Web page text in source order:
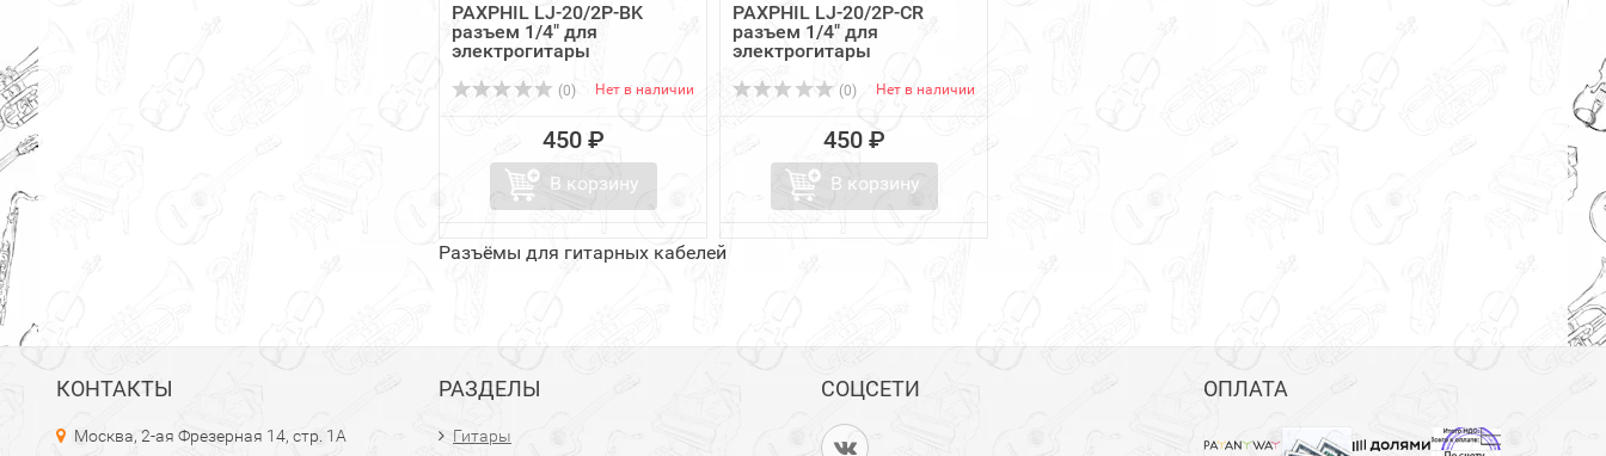
PAXPHIL LJ-20/2P-BK
разъем 1/4" для
электрогитары
(0) Нет в наличии
450 ₽
В корзину
PAXPHIL LJ-20/2P-CR
разъем 1/4" для
электрогитары
(0) Нет в наличии
450 ₽
В корзину
Разъёмы для гитарных кабелей
КОНТАКТЫ
Москва, 2-ая Фрезерная 14, стр. 1А
РАЗДЕЛЫ
Гитары
СОЦСЕТИ ОПЛАТА